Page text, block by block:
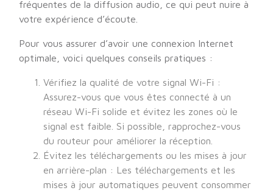
fréquentes de la diffusion audio, ce qui peut nuire à
votre expérience d’écoute.
Pour vous assurer d’avoir une connexion Internet
optimale, voici quelques conseils pratiques :
Vérifiez la qualité de votre signal Wi-Fi :
Assurez-vous que vous êtes connecté à un
réseau Wi-Fi solide et évitez les zones où le
signal est faible. Si possible, rapprochez-vous
du routeur pour améliorer la réception.
Évitez les téléchargements ou les mises à jour
en arrière-plan : Les téléchargements et les
mises à jour automatiques peuvent consommer